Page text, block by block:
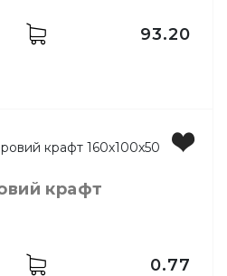
Картон ламінований
Прозорий
93.20
крафт
0.77